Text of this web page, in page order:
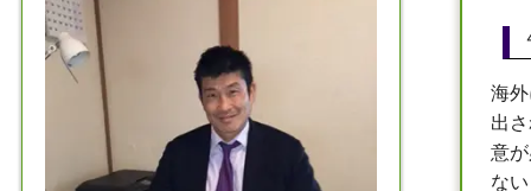
海
出
意
な